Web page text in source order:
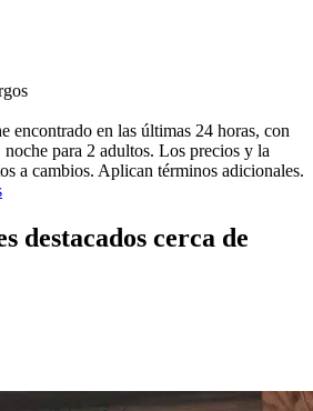
encontrado en las últimas 24 horas, con
noche para 2 adultos. Los precios y la
a cambios. Aplican términos adicionales.
destacados cerca de